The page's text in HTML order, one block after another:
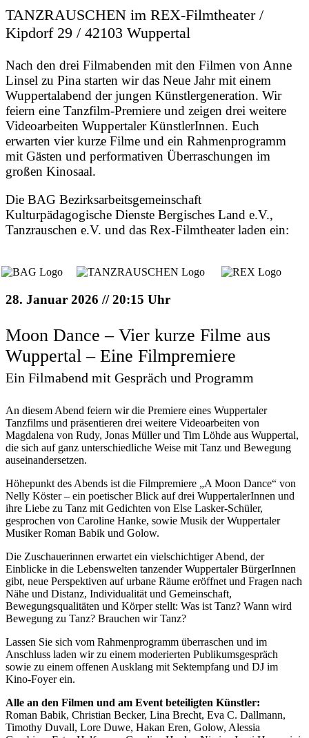
TANZRAUSCHEN im REX-Filmtheater /
Kipdorf 29 / 42103 Wuppertal
Nach den drei Filmabenden mit den Filmen von Anne
Linsel zu Pina starten wir das Neue Jahr mit einem
Wuppertalabend der jungen Künstlergeneration. Wir
feiern eine Tanzfilm-Premiere und zeigen drei weitere
Videoarbeiten Wuppertaler KünstlerInnen. Euch
erwarten vier kurze Filme und ein Rahmenprogramm
mit Gästen und performativen Überraschungen im
großen Kinosaal.
Die BAG Bezirksarbeitsgemeinschaft
Kulturpädagogische Dienste Bergisches Land e.V.,
Tanzrauschen e.V. und das Rex-Filmtheater laden ein:
28. Januar 2026 // 20:15 Uhr
Moon Dance – Vier kurze Filme aus
Wuppertal – Eine Filmpremiere
Ein Filmabend mit Gespräch und Programm
An diesem Abend feiern wir die Premiere eines Wuppertaler
Tanzfilms und präsentieren drei weitere Videoarbeiten von
Magdalena von Rudy, Jonas Müller und Tim Löhde aus Wuppertal,
die sich auf ganz unterschiedliche Weise mit Tanz und Bewegung
auseinandersetzen.
Höhepunkt des Abends ist die Filmpremiere „A Moon Dance“ von
Nelly Köster – ein poetischer Blick auf drei WuppertalerInnen und
ihre Liebe zu Tanz mit Gedichten von Else Lasker-Schüler,
gesprochen von Caroline Hanke, sowie Musik der Wuppertaler
Musiker Roman Babik und Golow.
Die Zuschauerinnen erwartet ein vielschichtiger Abend, der
Einblicke in die Lebenswelten tanzender Wuppertaler BürgerInnen
gibt, neue Perspektiven auf urbane Räume eröffnet und Fragen nach
Nähe und Distanz, Individualität und Gemeinschaft,
Bewegungsqualitäten und Körper stellt: Was ist Tanz? Wann wird
Bewegung zu Tanz? Brauchen wir Tanz?
Lassen Sie sich vom Rahmenprogramm überraschen und im
Anschluss laden wir zu einem moderierten Publikumsgespräch
sowie zu einem offenen Ausklang mit Sektempfang und DJ im
Kino-Foyer ein.
Alle an den Filmen und am Event beteiligten Künstler:
Roman Babik, Christian Becker, Lina Brecht, Eva C. Dallmann,
Timothy Duvall, Lore Duwe, Hakan Eren, Golow, Alessia